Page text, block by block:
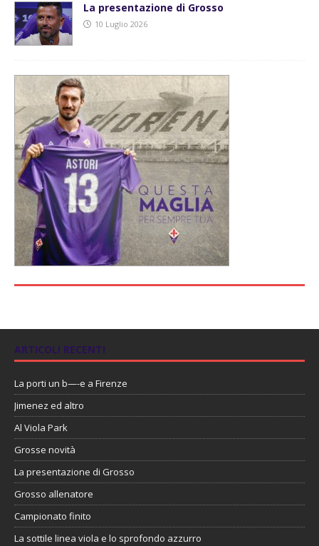
La presentazione di Grosso
10 Luglio 2026
ARTICOLI RECENTI
La porti un b—-e a Firenze
Jimenez ed altro
Al Viola Park
Grosse novità
La presentazione di Grosso
Grosso allenatore
Campionato finito
La sottile linea viola e lo sprofondo azzurro